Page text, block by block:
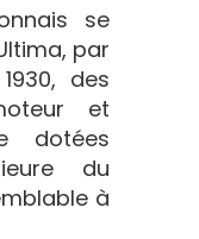
se
par
des
et
dotées
du
à